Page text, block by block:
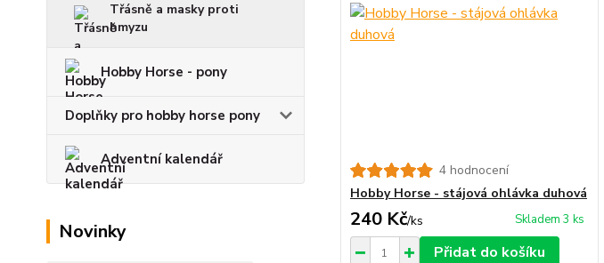
Třásně a masky proti
hmyzu
Hobby Horse - pony
Doplňky pro hobby horse pony
Adventní kalendář
Novinky
4 hodnocení
Hobby Horse - stájová ohlávka duhová
240 Kč/ks Skladem 3 ks
Přidat do košíku